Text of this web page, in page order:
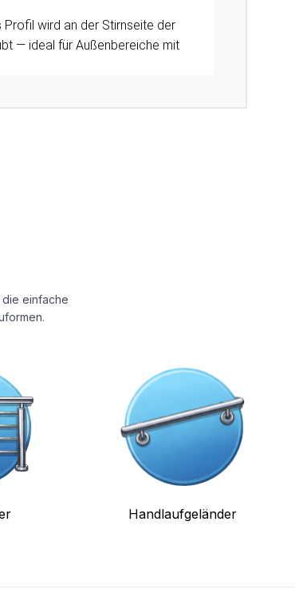
Profil wird an der Stirnseite der
— ideal für Außenbereiche mit
die einfache
Handlaufgeländer